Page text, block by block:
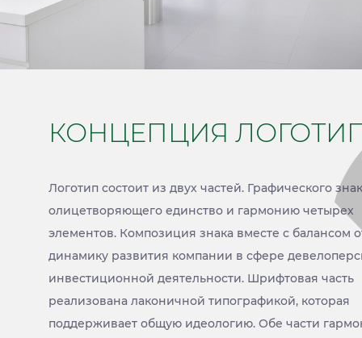
КОНЦЕПЦИЯ
Логотип состоит из двух частей. Графического
олицетворяющего единство и гармонию четырех
элементов. Композиция знака вместе с балансом
динамику развития компании в сфере
инвестиционной деятельности. Шрифтовая часть
реализована лаконичной типографикой, которая
поддерживает общую идеологию. Обе части